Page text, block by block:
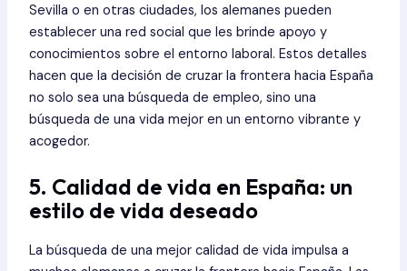
Sevilla o en otras ciudades, los alemanes pueden
establecer una red social que les brinde apoyo y
conocimientos sobre el entorno laboral. Estos detalles
hacen que la decisión de cruzar la frontera hacia España
no solo sea una búsqueda de empleo, sino una
búsqueda de una vida mejor en un entorno vibrante y
acogedor.
5. Calidad de vida en España: un
estilo de vida deseado
La búsqueda de una mejor calidad de vida impulsa a